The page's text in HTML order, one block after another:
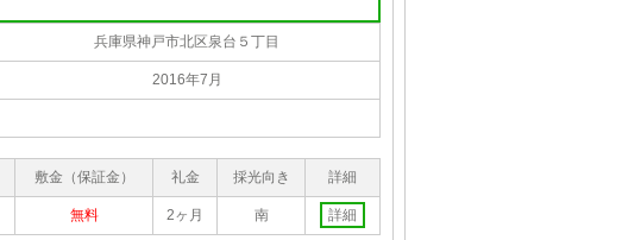
兵庫県神戸市北区泉台５丁目
2016年7月
敷金（保証金） 礼金 採光向き 詳細
無料 2ヶ月 南 詳細